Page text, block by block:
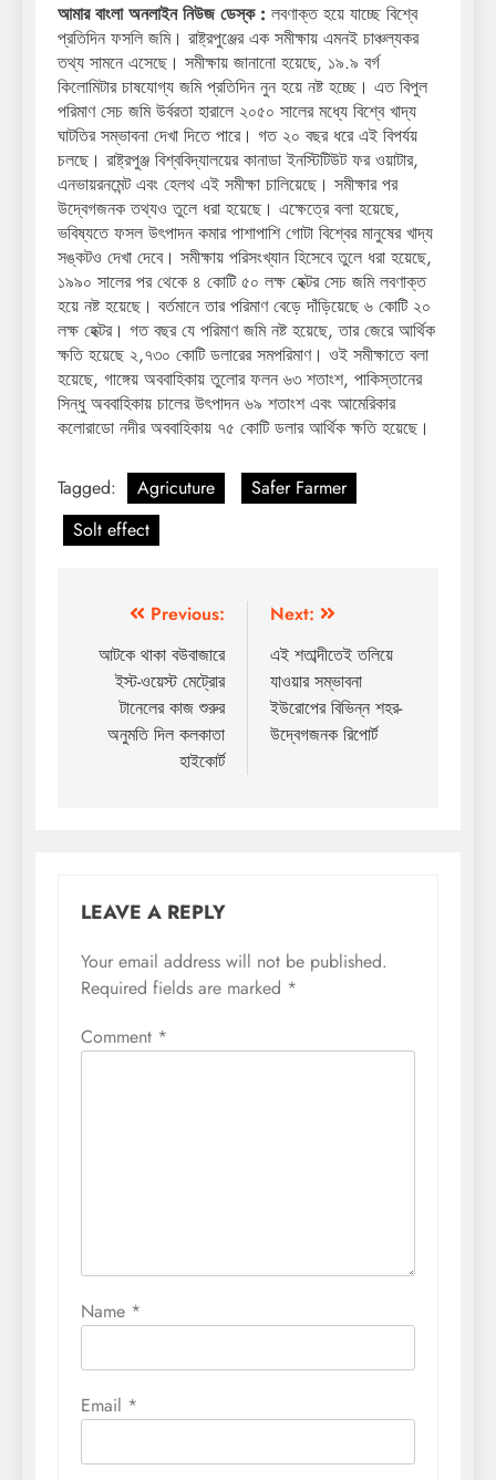
আমার বাংলা অনলাইন নিউজ ডেস্ক : লবণাক্ত হয়ে যাচ্ছে বিশ্বে
প্রতিদিন ফসলি জমি। রাষ্ট্রপুঞ্জের এক সমীক্ষায় এমনই চাঞ্চল্যকর
তথ্য সামনে এসেছে। সমীক্ষায় জানানো হয়েছে, ১৯.৯ বর্গ
কিলোমিটার চাষযোগ্য জমি প্রতিদিন নুন হয়ে নষ্ট হচ্ছে। এত বিপুল
পরিমাণ সেচ জমি উর্বরতা হারালে ২০৫০ সালের মধ্যে বিশ্বে খাদ্য
ঘাটতির সম্ভাবনা দেখা দিতে পারে। গত ২০ বছর ধরে এই বিপর্যয়
চলছে। রাষ্ট্রপুঞ্জ বিশ্ববিদ্যালয়ের কানাডা ইনস্টিটিউট ফর ওয়াটার,
এনভায়রনমেন্ট এবং হেলথ এই সমীক্ষা চালিয়েছে। সমীক্ষার পর
উদ্বেগজনক তথ্যও তুলে ধরা হয়েছে। এক্ষেত্রে বলা হয়েছে,
ভবিষ্যতে ফসল উৎপাদন কমার পাশাপাশি গোটা বিশ্বের মানুষের খাদ্য
সঙ্কটও দেখা দেবে। সমীক্ষায় পরিসংখ্যান হিসেবে তুলে ধরা হয়েছে,
১৯৯০ সালের পর থেকে ৪ কোটি ৫০ লক্ষ হেক্টর সেচ জমি লবণাক্ত
হয়ে নষ্ট হয়েছে। বর্তমানে তার পরিমাণ বেড়ে দাঁড়িয়েছে ৬ কোটি ২০
লক্ষ হেক্টর। গত বছর যে পরিমাণ জমি নষ্ট হয়েছে, তার জেরে আর্থিক
ক্ষতি হয়েছে ২,৭৩০ কোটি ডলারের সমপরিমাণ। ওই সমীক্ষাতে বলা
হয়েছে, গাঙ্গেয় অববাহিকায় তুলোর ফলন ৬৩ শতাংশ, পাকিস্তানের
সিন্ধু অববাহিকায় চালের উৎপাদন ৬৯ শতাংশ এবং আমেরিকার
কলোরাডো নদীর অববাহিকায় ৭৫ কোটি ডলার আর্থিক ক্ষতি হয়েছে।
Tagged: Agricuture
Safer Farmer
Solt effect
navigation
Previous:
আটকে থাকা বউবাজারে
ইস্ট-ওয়েস্ট মেট্রোর
টানেলের কাজ শুরুর
অনুমতি দিল কলকাতা
হাইকোর্ট
Next:
এই শতাব্দীতেই তলিয়ে
যাওয়ার সম্ভাবনা
ইউরোপের বিভিন্ন শহর-
উদ্বেগজনক রিপোর্ট
LEAVE A REPLY
Your email address will not be published.
Required fields are marked *
Comment *
Name *
Email *